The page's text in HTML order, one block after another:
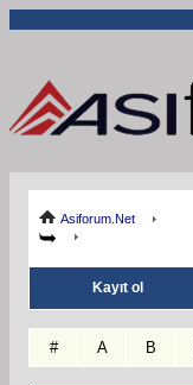
Asiforum.Net
Kayıt ol
# A B